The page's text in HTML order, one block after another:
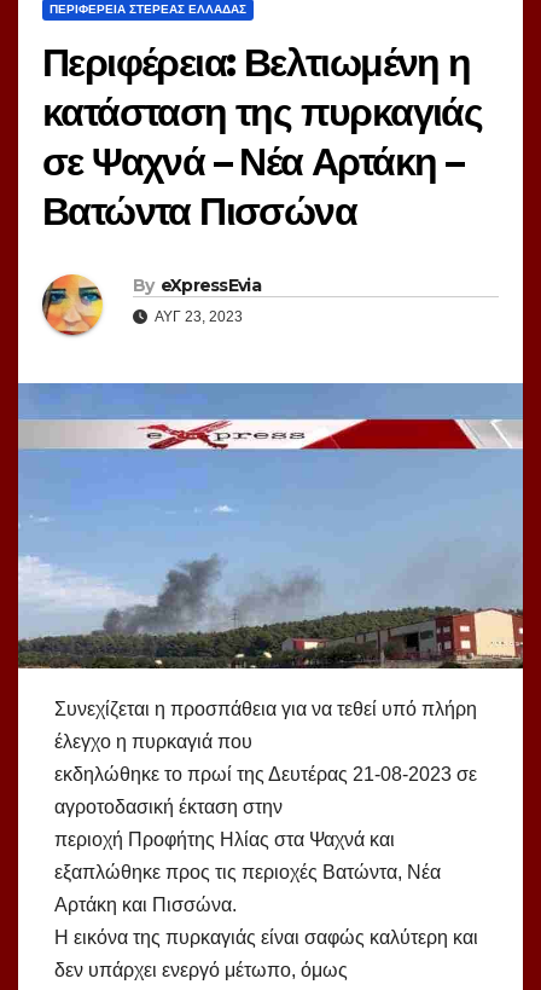
ΠΕΡΙΦΕΡΕΙΑ ΣΤΕΡΕΑΣ ΕΛΛΑΔΑΣ
Περιφέρεια: Βελτιωμένη η
κατάσταση της πυρκαγιάς
σε Ψαχνά – Νέα Αρτάκη –
Βατώντα Πισσώνα
By eXpressEvia
ΑΥΓ 23, 2023
Συνεχίζεται η προσπάθεια για να τεθεί υπό πλήρη
έλεγχο η πυρκαγιά που
εκδηλώθηκε το πρωί της Δευτέρας 21-08-2023 σε
αγροτοδασική έκταση στην
περιοχή Προφήτης Ηλίας στα Ψαχνά και
εξαπλώθηκε προς τις περιοχές Βατώντα, Νέα
Αρτάκη και Πισσώνα.
Η εικόνα της πυρκαγιάς είναι σαφώς καλύτερη και
δεν υπάρχει ενεργό μέτωπο, όμως